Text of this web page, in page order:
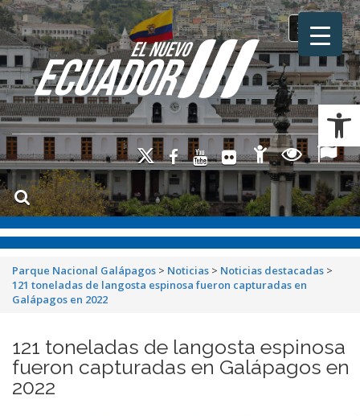
Toggle
Parque Nacional Galápagos > Noticias > Noticias destacadas >
121 toneladas de langosta espinosa fueron capturadas en
Galápagos en 2022
121 toneladas de langosta espinosa
fueron capturadas en Galápagos en
2022